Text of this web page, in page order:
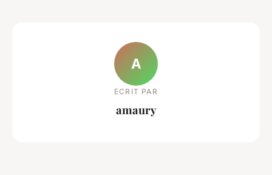
A
ECRIT PAR
amaury